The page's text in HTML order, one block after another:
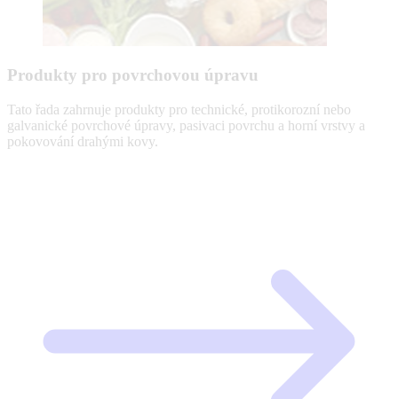
Produkty pro povrchovou úpravu
Tato řada zahrnuje produkty pro technické, protikorozní nebo
galvanické povrchové úpravy, pasivaci povrchu a horní vrstvy a
pokovování drahými kovy.